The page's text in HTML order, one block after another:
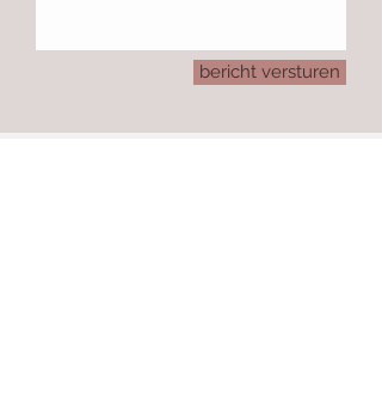
bericht versturen